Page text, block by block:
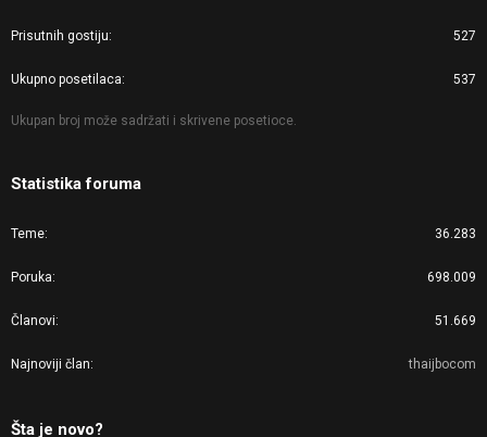
Prisutnih gostiju 527
Ukupno posetilaca 537
Ukupan broj može sadržati i skrivene posetioce.
Statistika foruma
Teme 36.283
Poruka 698.009
Članovi 51.669
Najnoviji član thaijbocom
Šta je novo?